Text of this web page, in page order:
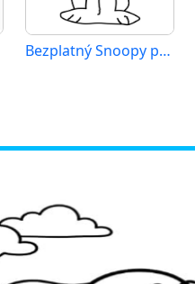
Bezplatný Snoopy pro děti